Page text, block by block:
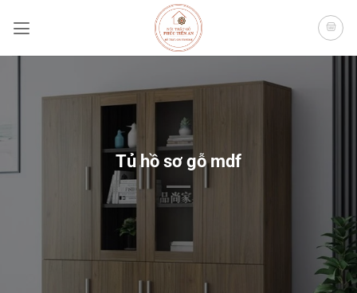
qua
Tủ hồ sơ gỗ mdf